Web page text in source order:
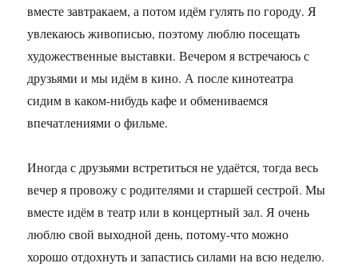
вместе завтракаем, а потом идём гулять по городу. Я
увлекаюсь живописью, поэтому люблю посещать
художественные выставки. Вечером я встречаюсь с
друзьями и мы идём в кино. А после кинотеатра
сидим в каком-нибудь кафе и обмениваемся
впечатлениями о фильме.
Иногда с друзьями встретиться не удаётся, тогда весь
вечер я провожу с родителями и старшей сестрой. Мы
вместе идём в театр или в концертный зал. Я очень
люблю свой выходной день, потому-что можно
хорошо отдохнуть и запастись силами на всю неделю.